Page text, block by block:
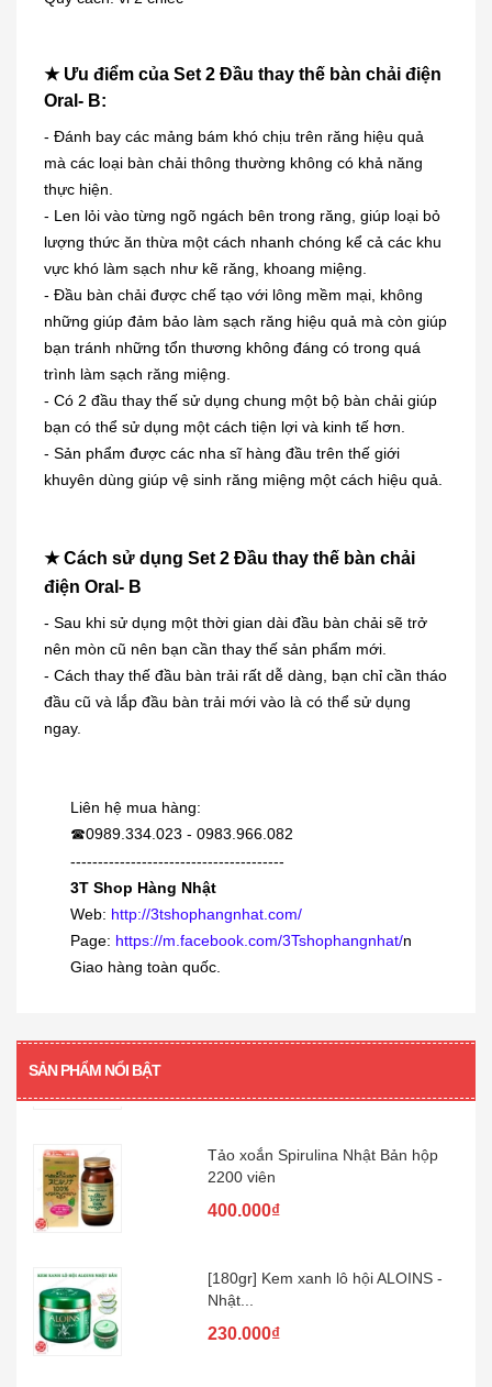
★ Ưu điểm của Set 2 Đầu thay thế bàn chải điện
Oral- B:
- Đánh bay các mảng bám khó chịu trên răng hiệu quả
mà các loại bàn chải thông thường không có khả năng
thực hiện.
- Len lỏi vào từng ngõ ngách bên trong răng, giúp loại bỏ
lượng thức ăn thừa một cách nhanh chóng kể cả các khu
vực khó làm sạch như kẽ răng, khoang miệng.
- Đầu bàn chải được chế tạo với lông mềm mại, không
những giúp đảm bảo làm sạch răng hiệu quả mà còn giúp
bạn tránh những tổn thương không đáng có trong quá
trình làm sạch răng miệng.
- Có 2 đầu thay thế sử dụng chung một bộ bàn chải giúp
bạn có thể sử dụng một cách tiện lợi và kinh tế hơn.
- Sản phẩm được các nha sĩ hàng đầu trên thế giới
khuyên dùng giúp vệ sinh răng miệng một cách hiệu quả.
★ Cách sử dụng Set 2 Đầu thay thế bàn chải
điện Oral- B
- Sau khi sử dụng một thời gian dài đầu bàn chải sẽ trở
nên mòn cũ nên bạn cần thay thế sản phẩm mới.
- Cách thay thế đầu bàn trải rất dễ dàng, bạn chỉ cần tháo
đầu cũ và lắp đầu bàn trải mới vào là có thể sử dụng
ngay.
Liên hệ mua hàng:
☎0989.334.023 - 0983.966.082
---------------------------------------
3T Shop Hàng Nhật
Web: http://3tshophangnhat.com/
Page: https://m.facebook.com/3Tshophangnhat/n
Giao hàng toàn quốc.
SẢN PHẨM NỔI BẬT
Dung dịch trị mụn cóc, mắt cá,
chai...
230.000₫
380.000₫
Siro viêm - sổ mũi Muhi 120ml
160.000₫
360...
Tảo xoắn Spirulina Nhật Bản hộp
2200 viên
400.000₫
[180gr] Kem xanh lô hội ALOINS -
Nhật...
230.000₫